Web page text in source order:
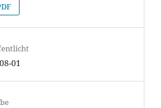
01